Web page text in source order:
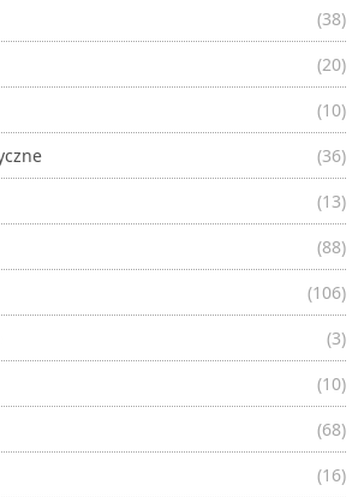
(38)
(20)
(10)
(36)
(13)
(88)
(106)
(3)
(10)
(68)
(16)